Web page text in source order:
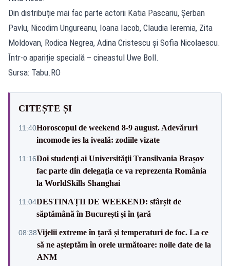
Din distribuție mai fac parte actorii Katia Pascariu, Șerban
Pavlu, Nicodim Ungureanu, Ioana Iacob, Claudia Ieremia, Zita
Moldovan, Rodica Negrea, Adina Cristescu și Sofia Nicolaescu.
Într-o apariție specială – cineastul Uwe Boll.
Sursa: Tabu.RO
CITEȘTE ȘI
11:40Horoscopul de weekend 8-9 august. Adevăruri
incomode ies la iveală: zodiile vizate
11:16Doi studenţi ai Universităţii Transilvania Brașov
fac parte din delegaţia ce va reprezenta România
la WorldSkills Shanghai
11:04DESTINAȚII DE WEEKEND: sfârșit de
săptămână în București și în țară
08:38Vijelii extreme în țară și temperaturi de foc. La ce
să ne așteptăm în orele următoare: noile date de la
ANM